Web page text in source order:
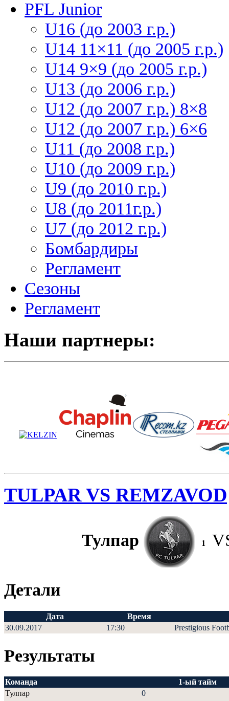
PFL Junior
U16 (до 2003 г.р.)
U14 11×11 (до 2005 г.р.)
U14 9×9 (до 2005 г.р.)
U13 (до 2006 г.р.)
U12 (до 2007 г.р.) 8×8
U12 (до 2007 г.р.) 6×6
U11 (до 2008 г.р.)
U10 (до 2009 г.р.)
U9 (до 2010 г.р.)
U8 (до 2011г.р.)
U7 (до 2012 г.р.)
Бомбардиры
Регламент
Сезоны
Регламент
Наши партнеры:
TULPAR VS REMZAVOD
Тулпар 1
Детали
Дата
Время
30.09.2017
17:30 Prestigious
Результаты
Команда
1-ый тайм
Тулпар
0